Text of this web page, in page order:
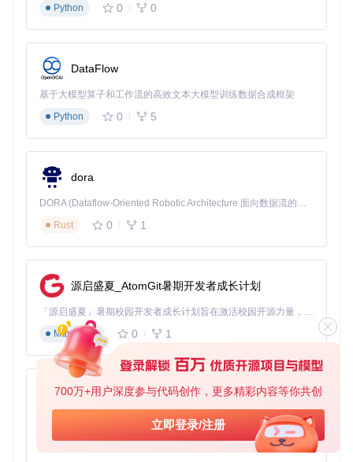
700万+用户深度参与代码创作，更多精彩内容等你共创
立即登录/注册
在大数据生态系统中，Sqoop通常与其他项目协同工作，比
如：
Apache Hive
SQL查询。
场景下也可以配合Sqoop进行数据导入。
Apache Spark ：导入的数据常被用于Spark中进行复杂的
Hadoop MapReduce：对于需要批处理和复杂转换的大型
数据集，Sqoop是数据输入阶段的理想选择。
Apache Sqoop虽然已经退役，但它仍然对那些需要历史数据
迁移或者在特定场景下工作的项目非常有价值。记得查看Apac
he Attic页面获取退役后的维护信息和任何更新的指导。
sqoop 下载源代码
Mirror of Apache Sqoop
项目地址：https://gitcode.com/gh_mirrors/sq/sqoop
Python
0 0
DataFlow
基于大模型算子和工作流的高效文本大模型训练数据合成框架
Python
0 5
dora
DORA (Dataflow-Oriented Robotic Architecture 面向数据流的机器人架构) 是为 AI 与具身智能机器人打造的高性能开发框架，以数据流范式重构开发逻辑，原生支持分布式部署与端边云协同 —— 无需复杂适配，即可实现一体端到端具身大小脑、VLA等模型部署，无缝衔接感知、推理、控制全链路，让 AI 能力与机器人动作深度融合。 依托 Rust 内核与零拷贝通信技术，它将具身大小脑、VLA等模型推理、多模态数据融合延迟压缩至微秒级，同时兼容 ROS2 生态与国产 AI 芯片，彻底降低具身智能机器人的开发门槛，让分布式部署下的 AI 赋能创新更高效、更灵活。
Rust
0 1
源启盛夏_AtomGit暑期开发者成长计划
「源启盛夏」暑期校园开发者成长计划旨在激活校园开源力量，通过积分激励、认证扶持、资源倾斜等形式，引导高校组织和开发者完成「入驻 — 建项目 — 做贡献 — 获认证 — 得资源」的完整闭环。无论你是想带领社团入驻平台的组织者，还是希望用代码贡献证明自己的开发者，都能在这里找到属于你的成长路径。
Markdown
0 1
py-xiaozhi
基于Python的Xiaozhi AI，适用于想要完整Xiaozhi体验而无需拥有专用硬件的用户。
Python
0 1